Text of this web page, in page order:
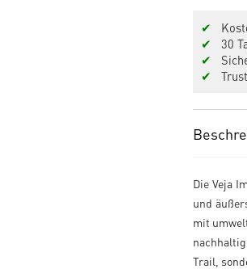
✔
✔
30
✔
✔
Die Veja
und
mit
Trail,